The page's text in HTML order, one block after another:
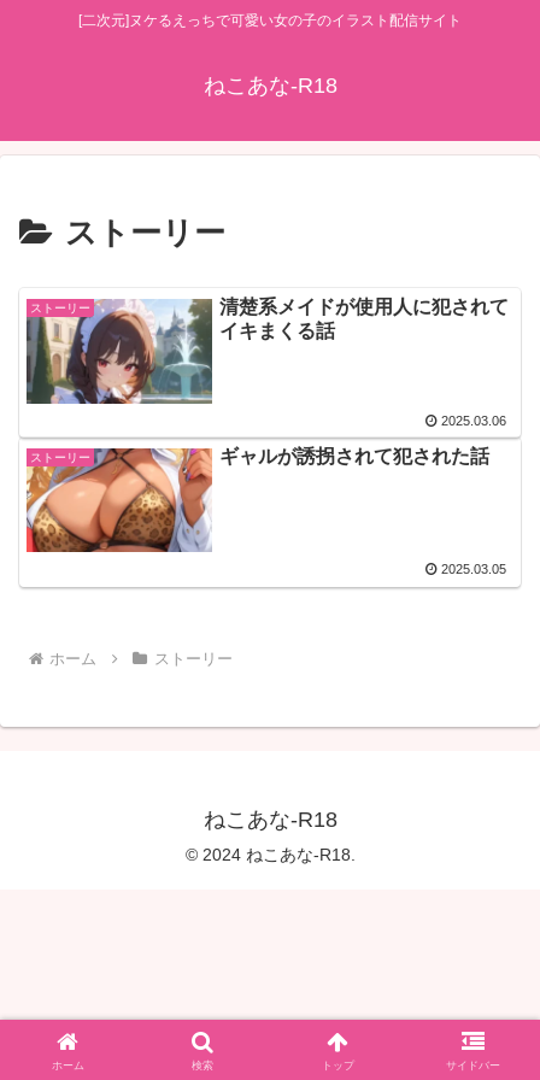
[二次元]ヌケるえっちで可愛い女の子のイラスト配信サイト
ねこあな-R18
ストーリー
ストーリー
清楚系メイドが使用人に犯されて
イキまくる話
2025.03.06
ストーリー ギャルが誘拐されて犯された話
2025.03.05
ホーム ストーリー
ねこあな-R18
© 2024 ねこあな-R18.
ホーム 検索 トップ サイドバー